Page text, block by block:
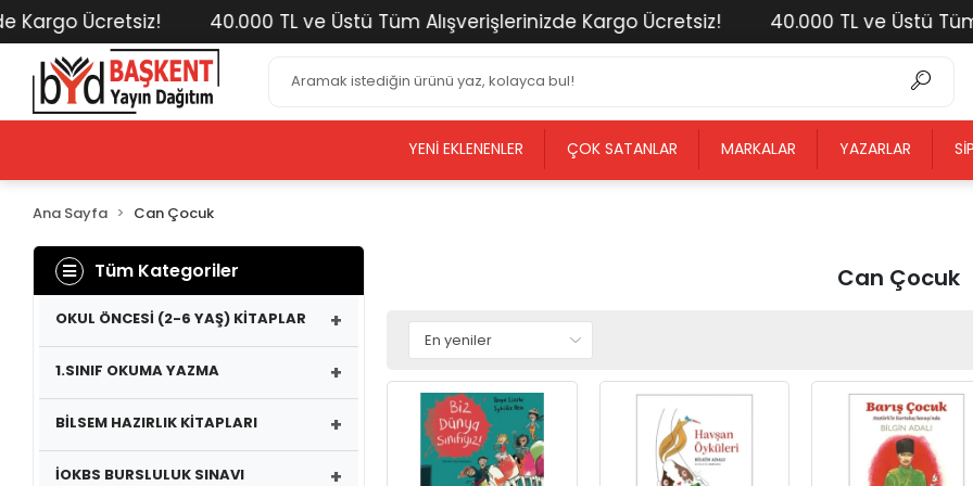
40.000 TL ve Üstü Tüm Alışverişlerinizde Kargo Ücretsiz! 40.000 TL ve Üstü Tüm
YENI EKLENENLER ÇOK SATANLAR MARKALAR YAZARLAR
Ana Sayfa Can Çocuk
Tüm Kategoriler
OKUL ÖNCESİ (2-6 YAŞ) KİTAPLAR +
1.SINIF OKUMA YAZMA +
BİLSEM HAZIRLIK KİTAPLARI +
İOKBS BURSLULUK SINAVI +
Can Çocuk